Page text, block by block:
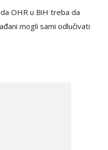
OHR u BiH treba da
mogli sami odlučivati